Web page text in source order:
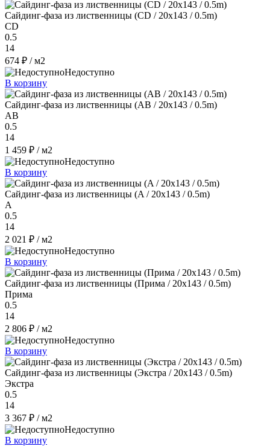
Сайдинг-фаза из лиственницы (CD / 20x143 / 0.5m)
CD
0.5
14
674 ₽ / м2
Недоступно
В корзину
Сайдинг-фаза из лиственницы (AB / 20x143 / 0.5m)
AB
0.5
14
1 459 ₽ / м2
Недоступно
В корзину
Сайдинг-фаза из лиственницы (A / 20x143 / 0.5m)
A
0.5
14
2 021 ₽ / м2
Недоступно
В корзину
Сайдинг-фаза из лиственницы (Прима / 20x143 / 0.5m)
Прима
0.5
14
2 806 ₽ / м2
Недоступно
В корзину
Сайдинг-фаза из лиственницы (Экстра / 20x143 / 0.5m)
Экстра
0.5
14
3 367 ₽ / м2
Недоступно
В корзину